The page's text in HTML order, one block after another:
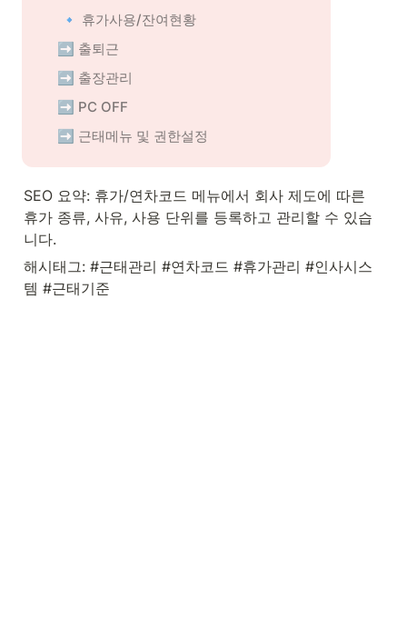
   🔹 휴가사용/잔여현황
➡️ 출퇴근
➡️ 출장관리
➡️ PC OFF
➡️ 근태메뉴 및 권한설정
SEO 요약: 휴가/연차코드 메뉴에서 회사 제도에 따른
휴가 종류, 사유, 사용 단위를 등록하고 관리할 수 있습
니다.
해시태그: #근태관리 #연차코드 #휴가관리 #인사시스
템 #근태기준